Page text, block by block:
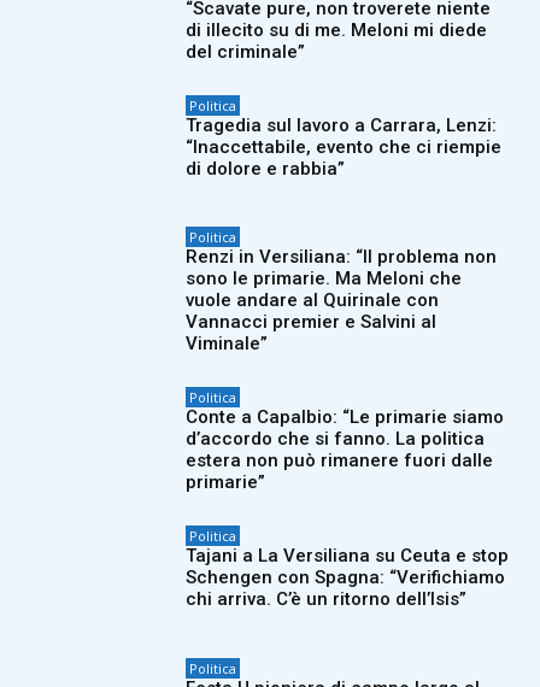
“Scavate pure, non troverete niente
di illecito su di me. Meloni mi diede
del criminale”
Politica
Tragedia sul lavoro a Carrara, Lenzi:
“Inaccettabile, evento che ci riempie
di dolore e rabbia”
Politica
Renzi in Versiliana: “Il problema non
sono le primarie. Ma Meloni che
vuole andare al Quirinale con
Vannacci premier e Salvini al
Viminale”
Politica
Conte a Capalbio: “Le primarie siamo
d’accordo che si fanno. La politica
estera non può rimanere fuori dalle
primarie”
Politica
Tajani a La Versiliana su Ceuta e stop
Schengen con Spagna: “Verifichiamo
chi arriva. C’è un ritorno dell’Isis”
Politica